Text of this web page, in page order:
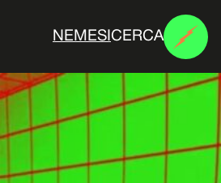
N E M ES CERCA